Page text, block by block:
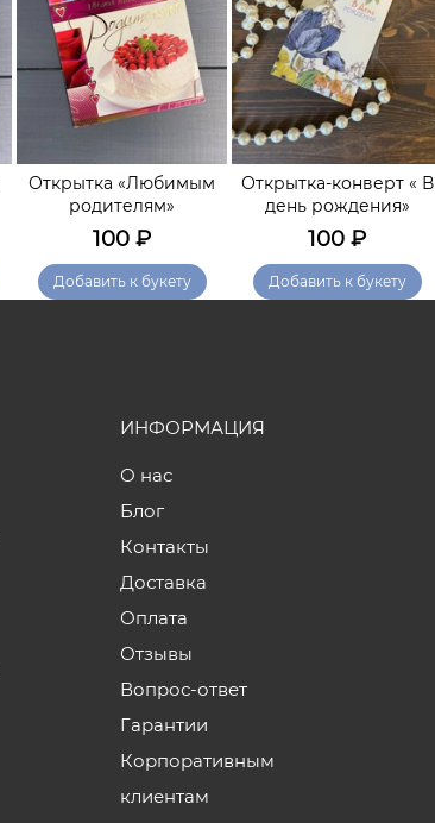
Открытка «Любимым
родителям»
100 ₽
Добавить к букету
Открытка-конверт « В
день рождения»
100 ₽
Добавить к букету
ИНФОРМАЦИЯ
О нас
Блог
Контакты
Доставка
Оплата
Отзывы
Вопрос-ответ
Гарантии
Корпоративным
клиентам